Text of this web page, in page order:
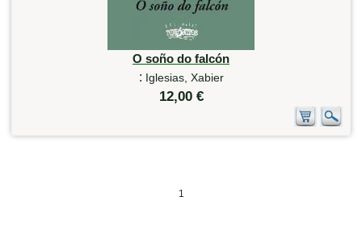
O soño do falcón
: Iglesias, Xabier
12,00 €
1